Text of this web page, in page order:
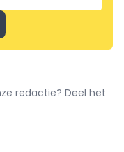
redactie? Deel het